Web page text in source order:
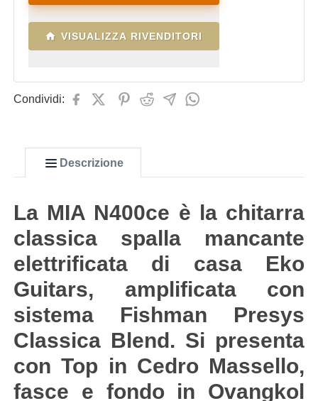
VISUALIZZA RIVENDITORI
Condividi:
Descrizione
La MIA N400ce è la chitarra
classica spalla mancante
elettrificata di casa Eko
Guitars, amplificata con
sistema Fishman Presys
Classica Blend. Si presenta
con Top in Cedro Massello,
fasce e fondo in Ovangkol